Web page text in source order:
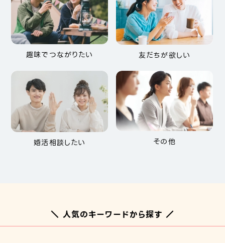
趣味でつながりたい 友だちが欲しい
婚活相談したい その他
＼ 人気のキーワードから探す ／